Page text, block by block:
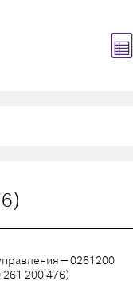
— 0261200
200 476)